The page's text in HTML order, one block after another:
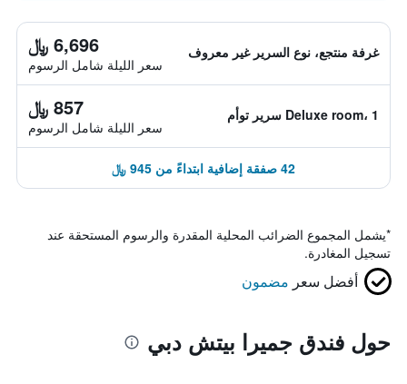
غرفة منتجع، نوع السرير غير معروف 6,696 ﷼
سعر الليلة شامل الرسوم
Deluxe room، 1 سرير توأم 857 ﷼
سعر الليلة شامل الرسوم
42 صفقة إضافية ابتداءً من 945 ﷼
*يشمل المجموع الضرائب المحلية المقدرة والرسوم المستحقة عند
تسجيل المغادرة.
أفضل سعر مضمون
حول فندق جميرا بيتش دبي